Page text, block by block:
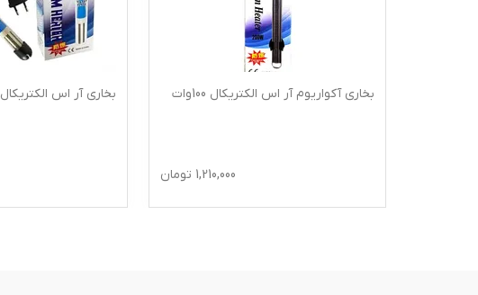
بخاری آکواریوم آر اس الکتریکال 100وات
1,210,000 تومان
بخاری آر اس الکتریکال 100وات